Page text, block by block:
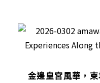
金邊皇宮風華，